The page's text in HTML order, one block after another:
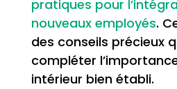
pratiques pour
nouveaux employés.
des conseils précieux
compléter
intérieur bien établi.